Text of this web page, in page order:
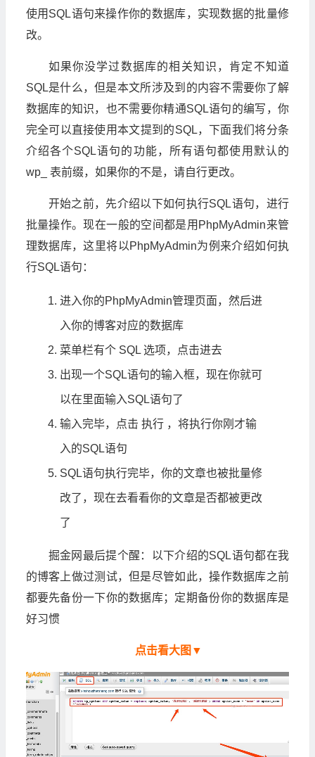
使用SQL语句来操作你的数据库，实现数据的批量修
改。
如果你没学过数据库的相关知识，肯定不知道
SQL是什么，但是本文所涉及到的内容不需要你了解
数据库的知识，也不需要你精通SQL语句的编写，你
完全可以直接使用本文提到的SQL，下面我们将分条
介绍各个SQL语句的功能，所有语句都使用默认的
wp_ 表前缀，如果你的不是，请自行更改。
开始之前，先介绍以下如何执行SQL语句，进行
批量操作。现在一般的空间都是用PhpMyAdmin来管
理数据库，这里将以PhpMyAdmin为例来介绍如何执
行SQL语句：
进入你的PhpMyAdmin管理页面，然后进
入你的博客对应的数据库
菜单栏有个 SQL 选项，点击进去
出现一个SQL语句的输入框，现在你就可
以在里面输入SQL语句了
输入完毕，点击 执行 ，将执行你刚才输
入的SQL语句
SQL语句执行完毕，你的文章也被批量修
改了，现在去看看你的文章是否都被更改
了
掘金网最后提个醒：以下介绍的SQL语句都在我
的博客上做过测试，但是尽管如此，操作数据库之前
都要先备份一下你的数据库；定期备份你的数据库是
好习惯
点击看大图▼